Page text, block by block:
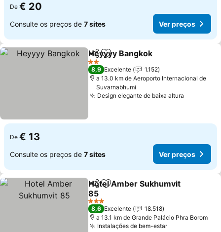
De € 20
Consulte os preços de 7 sites Ver preços
PartilharAdicionar aos favoritos
Heyyyy Bangkok
2 Estrelas
8,9 Excelente
1.152
a 13.0 km de Aeroporto Internacional de
Suvarnabhumi
Design elegante de baixa altura
De € 13
Consulte os preços de 7 sites Ver preços
PartilharAdicionar aos favoritos
Hotel Amber Sukhumvit
85
3 Estrelas
8,6 Excelente
18.518
a 13.1 km de Grande Palácio Phra Borom
Instalações de bem-estar